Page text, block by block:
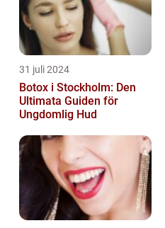
31 juli 2024
Botox i Stockholm: Den
Ultimata Guiden för
Ungdomlig Hud